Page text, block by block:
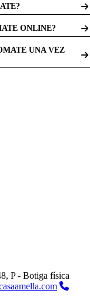
ONLINE?
UNA VEZ
P - Botiga física